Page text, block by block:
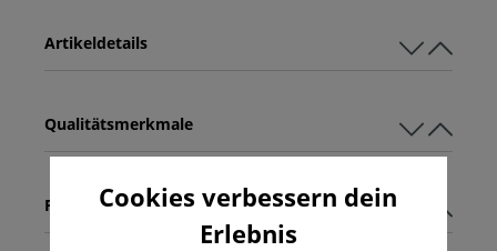
Qualitätsmerkmale
Artikeldetails
Pflegehinweise
Cookies verbessern dein
Erlebnis